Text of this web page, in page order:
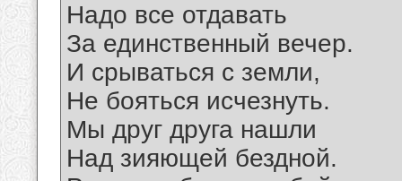
Надо все отдавать
За единственный вечер.
И срываться с земли,
Не бояться исчезнуть.
Мы друг друга нашли
Над зияющей бездной.